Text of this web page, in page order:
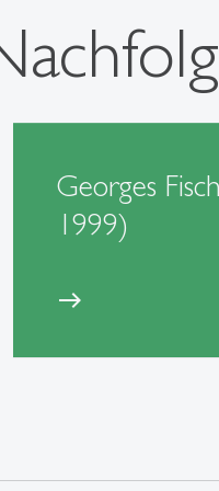
Georges
1999)
east